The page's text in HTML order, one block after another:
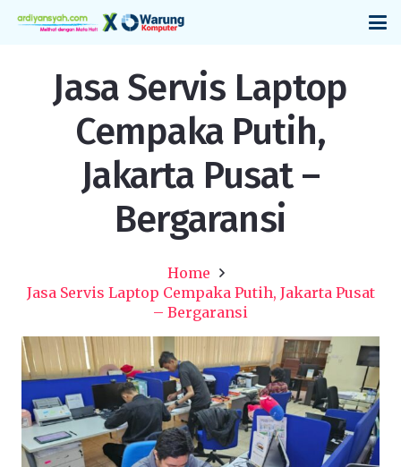
Jasa Servis Laptop
Cempaka Putih,
Jakarta Pusat –
Bergaransi
Home
Jasa Servis Laptop Cempaka Putih, Jakarta Pusat
– Bergaransi